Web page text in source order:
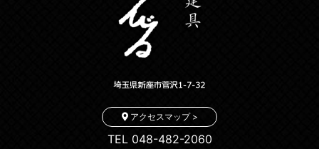
アクセスマップ >
TEL 048-482-2060